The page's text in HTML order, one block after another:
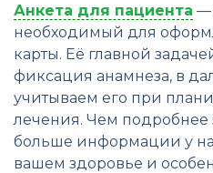
Анкета для пациента —
необходимый для
карты. Её главной
фиксация анамнеза, в
учитываем его при
лечения. Чем подробнее
больше информации у
вашем здоровье и